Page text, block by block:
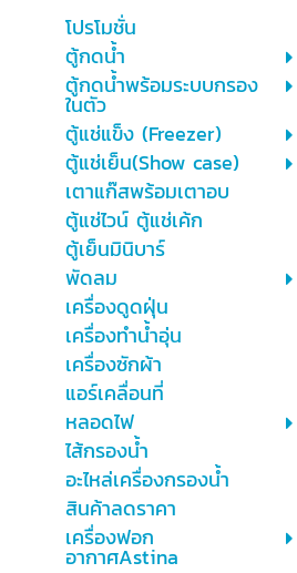
โปรโมชั่น
ตู้กดน้ำ
ตู้กดน้ำพร้อมระบบกรอง
ในตัว
ตู้แช่แข็ง (Freezer)
ตู้แช่เย็น(Show case)
เตาแก๊สพร้อมเตาอบ
ตู้แช่ไวน์ ตู้แช่เค้ก
ตู้เย็นมินิบาร์
พัดลม
เครื่องดูดฝุ่น
เครื่องทำน้ำอุ่น
เครื่องซักผ้า
แอร์เคลื่อนที่
หลอดไฟ
ไส้กรองน้ำ
อะไหล่เครื่องกรองน้ำ
สินค้าลดราคา
เครื่องฟอก
อากาศAstina